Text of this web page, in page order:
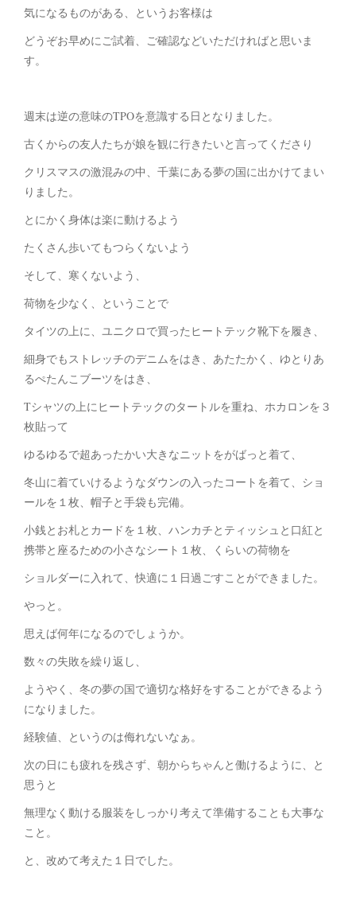
気になるものがある、というお客様は
どうぞお早めにご試着、ご確認などいただければと思いま
す。
週末は逆の意味のTPOを意識する日となりました。
古くからの友人たちが娘を観に行きたいと言ってくださり
クリスマスの激混みの中、千葉にある夢の国に出かけてまい
りました。
とにかく身体は楽に動けるよう
たくさん歩いてもつらくないよう
そして、寒くないよう、
荷物を少なく、ということで
タイツの上に、ユニクロで買ったヒートテック靴下を履き、
細身でもストレッチのデニムをはき、あたたかく、ゆとりあ
るぺたんこブーツをはき、
Tシャツの上にヒートテックのタートルを重ね、ホカロンを３
枚貼って
ゆるゆるで超あったかい大きなニットをがばっと着て、
冬山に着ていけるようなダウンの入ったコートを着て、ショ
ールを１枚、帽子と手袋も完備。
小銭とお札とカードを１枚、ハンカチとティッシュと口紅と
携帯と座るための小さなシート１枚、くらいの荷物を
ショルダーに入れて、快適に１日過ごすことができました。
やっと。
思えば何年になるのでしょうか。
数々の失敗を繰り返し、
ようやく、冬の夢の国で適切な格好をすることができるよう
になりました。
経験値、というのは侮れないなぁ。
次の日にも疲れを残さず、朝からちゃんと働けるように、と
思うと
無理なく動ける服装をしっかり考えて準備することも大事な
こと。
と、改めて考えた１日でした。